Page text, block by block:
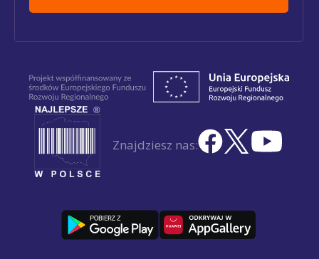
Znajdziesz nas: